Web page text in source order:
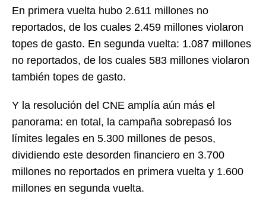
En primera vuelta hubo 2.611 millones no
reportados, de los cuales 2.459 millones violaron
topes de gasto. En segunda vuelta: 1.087 millones
no reportados, de los cuales 583 millones violaron
también topes de gasto.
Y la resolución del CNE amplía aún más el
panorama: en total, la campaña sobrepasó los
límites legales en 5.300 millones de pesos,
dividiendo este desorden financiero en 3.700
millones no reportados en primera vuelta y 1.600
millones en segunda vuelta.